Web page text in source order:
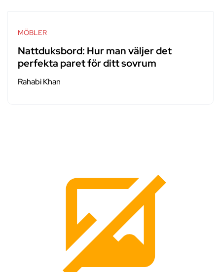
MÖBLER
Nattduksbord: Hur man väljer det
perfekta paret för ditt sovrum
Rahabi Khan